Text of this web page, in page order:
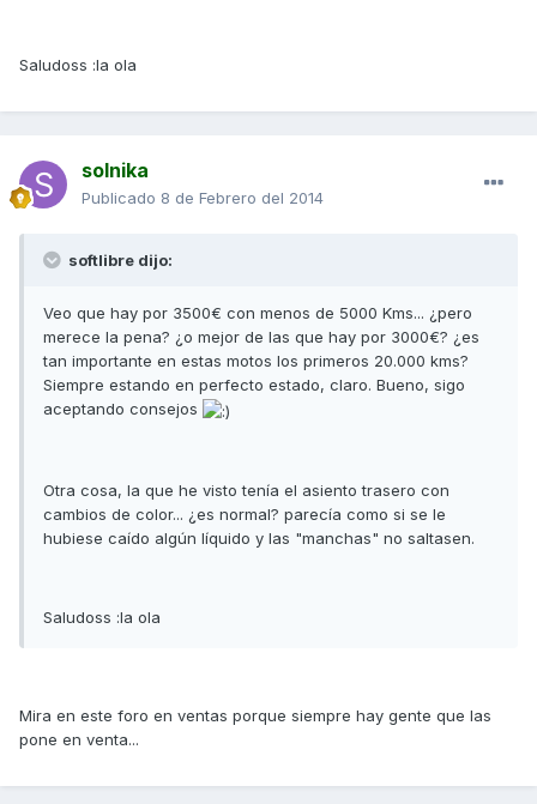
Saludoss :la ola
solnika
Publicado 8 de Febrero del 2014
softlibre dijo:
Veo que hay por 3500€ con menos de 5000 Kms... ¿pero
merece la pena? ¿o mejor de las que hay por 3000€? ¿es
tan importante en estas motos los primeros 20.000 kms?
Siempre estando en perfecto estado, claro. Bueno, sigo
aceptando consejos
Otra cosa, la que he visto tenía el asiento trasero con
cambios de color... ¿es normal? parecía como si se le
hubiese caído algún líquido y las "manchas" no saltasen.
Saludoss :la ola
Mira en este foro en ventas porque siempre hay gente que las
pone en venta...